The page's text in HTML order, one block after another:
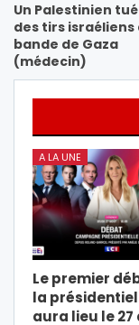
Un Palestinien
des tirs israéliens
bande de Gaza
(médecin)
A LA UNE
Le premier
la
aura lieu le 27